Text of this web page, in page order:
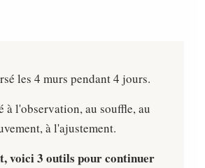
les 4 murs pendant 4 jours.
à l'observation, au souffle, au
à l'ajustement.
voici 3 outils pour continuer